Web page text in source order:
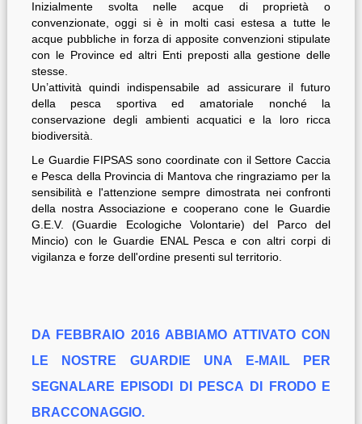
Inizialmente svolta nelle acque di proprietà o
convenzionate, oggi si è in molti casi estesa a tutte le
acque pubbliche in forza di apposite convenzioni stipulate
con le Province ed altri Enti preposti alla gestione delle
stesse.
Un’attività quindi indispensabile ad assicurare il futuro
della pesca sportiva ed amatoriale nonché la
conservazione degli ambienti acquatici e la loro ricca
biodiversità.
Le Guardie FIPSAS sono coordinate con il Settore Caccia
e Pesca della Provincia di Mantova che ringraziamo per la
sensibilità e l'attenzione sempre dimostrata nei confronti
della nostra Associazione e cooperano cone le Guardie
G.E.V. (Guardie Ecologiche Volontarie) del Parco del
Mincio) con le Guardie ENAL Pesca e con altri corpi di
vigilanza e forze dell'ordine presenti sul territorio.
DA FEBBRAIO 2016 ABBIAMO ATTIVATO CON
LE NOSTRE GUARDIE UNA E-MAIL PER
SEGNALARE EPISODI DI PESCA DI FRODO E
BRACCONAGGIO.